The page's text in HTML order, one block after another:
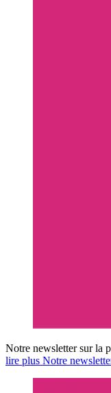
Notre newsletter sur la
lire plus Notre